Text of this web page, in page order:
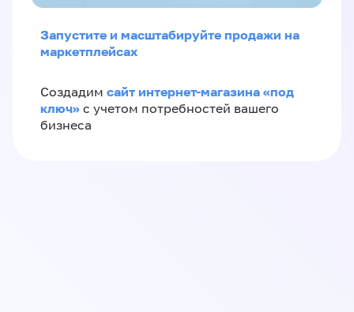
Запустите и масштабируйте продажи на
маркетплейсах
Создадим сайт интернет-магазина «под
ключ» с учетом потребностей вашего
бизнеса